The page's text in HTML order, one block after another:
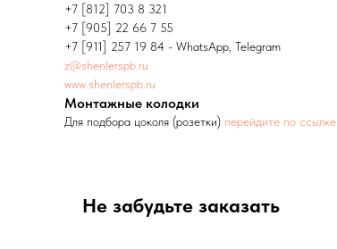
+7 [812] 703 8 321
+7 [905] 22 66 7 55
+7 [911] 257 19 84 - WhatsApp, Telegram
z@shenlerspb.ru
www.shenlerspb.ru
Монтажные колодки
Для подбора цоколя (розетки) перейдите по ссылке
Не забудьте заказать